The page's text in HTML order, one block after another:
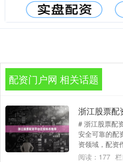
配资门户网 相关话题
浙江股票配
# 浙江股票配
安全可靠的配
资领域，配资
式，近年来在
阅读： 177 栏